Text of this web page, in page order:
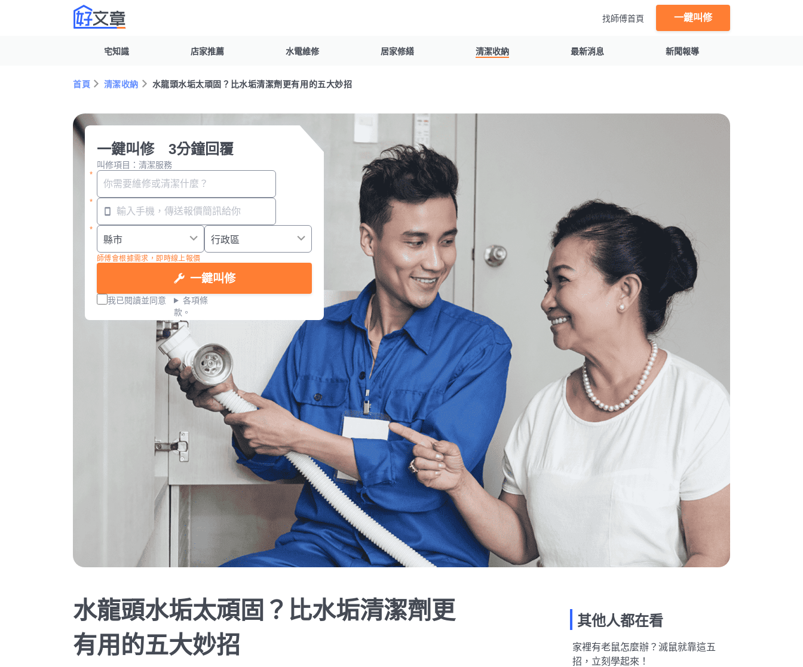
找師傅首頁 一鍵叫修
宅知識 店家推薦 水電維修 居家修繕 清潔收納 最新消息 新聞報導
首頁 清潔收納 水龍頭水垢太頑固？比水垢清潔劑更有用的五大妙招
一鍵叫修 3分鐘回覆
叫修項目：清潔服務
師傅會根據需求，即時線上報價
一鍵叫修
我已閱讀並同意
各項條
款。
水龍頭水垢太頑固？比水垢清潔劑更
有用的五大妙招
其他人都在看
家裡有老鼠怎麼辦？滅鼠就靠這五
招，立刻學起來！